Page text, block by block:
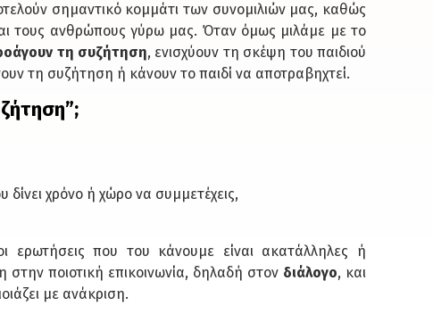
σημαντικό κομμάτι των συνομιλιών μας, καθώς
τους ανθρώπους γύρω μας. Όταν όμως μιλάμε με το
τη συζήτηση, ενισχύουν τη σκέψη του παιδιού
τη συζήτηση ή κάνουν το παιδί να αποτραβηχτεί.
χρόνο ή χώρο να συμμετέχεις,
ερωτήσεις που του κάνουμε είναι ακατάλληλες ή
ποιοτική επικοινωνία, δηλαδή στον διάλογο, και
με ανάκριση.